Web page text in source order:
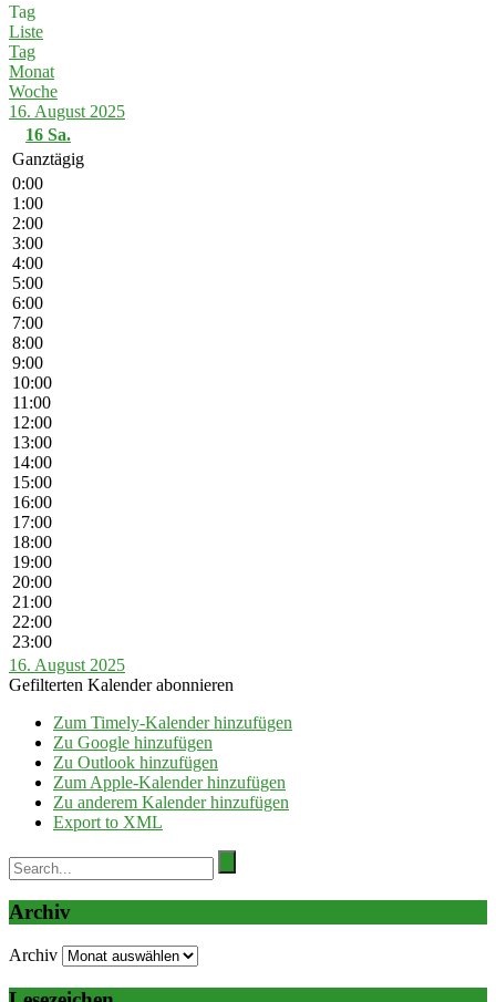
Tag
Liste
Tag
Monat
Woche
16. August 2025
16 Sa.
Ganztägig
0:00
1:00
2:00
3:00
4:00
5:00
6:00
7:00
8:00
9:00
10:00
11:00
12:00
13:00
14:00
15:00
16:00
17:00
18:00
19:00
20:00
21:00
22:00
23:00
16. August 2025
Gefilterten Kalender abonnieren
Zum Timely-Kalender hinzufügen
Zu Google hinzufügen
Zu Outlook hinzufügen
Zum Apple-Kalender hinzufügen
Zu anderem Kalender hinzufügen
Export to XML
Archiv
Archiv